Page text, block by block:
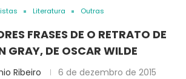
Literatura Outras
FRASES DE O RETRATO DE
GRAY, DE OSCAR WILDE
Ribeiro 6 de dezembro de 2015